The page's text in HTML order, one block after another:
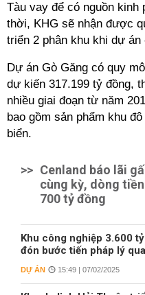
Tàu vay để có nguồn
thời, KHG sẽ nhận được
triển 2 phân khu khi dự án
Dự án Gò Găng có quy
dự kiến 317.199 tỷ đồng,
nhiều giai đoạn từ năm
bao gồm sản phẩm khu
biển.
>> Cenland báo lãi
cùng kỳ, dòng
700 tỷ đồng
Khu công nghiệp 3.600
đón bước tiến pháp lý
DỰ ÁN 15:49 | 07/02/2025